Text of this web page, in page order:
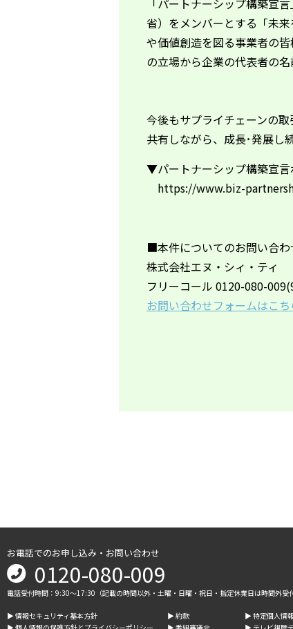
「パートナーシップ構築宣
省）をメンバーとする「未
や価値創造を図る事業者の
の立場から企業の代表者の名
今後もサプライチェーンの
共有しながら、成長･発展し
▼パートナーシップ構築宣言
https://www.biz-
■本件についてのお問い合わ
株式会社エヌ・シィ・ティ
フリーコール 0120-080-
お問い合わせフォームはこち
お電話でのお申し込み・お問い合わせ
0120-080-009
電話受付時間：9:30～17:30（記載の時間以外・土曜・日曜・祝日・指定休業日は時間外受
▶︎ 情報セキュリティ基本方針
▶︎ 約款
▶︎ 特定個人情